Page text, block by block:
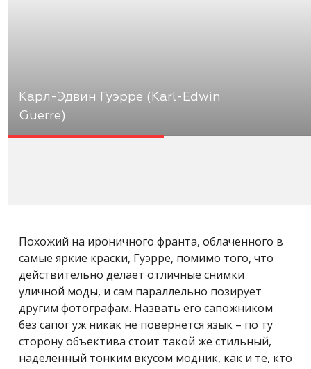
Карл-Эдвин Гуэрре (Karl-Edwin
Guerre)
Похожий на ироничного франта, облаченного в
самые яркие краски, Гуэрре, помимо того, что
действительно делает отличные снимки
уличной моды, и сам параллельно позирует
другим фотографам. Назвать его сапожником
без сапог уж никак не повернется язык – по ту
сторону объектива стоит такой же стильный,
наделенный тонким вкусом модник, как и те, кто